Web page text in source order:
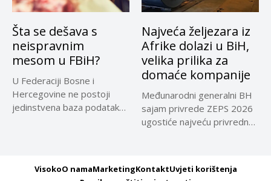
Šta se dešava s
neispravnim
mesom u FBiH?
U Federaciji Bosne i
Hercegovine ne postoji
jedinstvena baza podataka
Najveća željezara iz
Afrike dolazi u BiH,
velika prilika za
domaće kompanije
Međunarodni generalni BH
sajam privrede ZEPS 2026
ugostiće najveću privrednu
VisokoO namaMarketingKontaktUvjeti korištenja